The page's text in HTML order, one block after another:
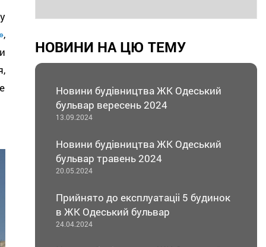
,
НОВИНИ НА ЦЮ ТЕМУ
Новини будівництва ЖК Одеський
бульвар вересень 2024
13.09.2024
Новини будівництва ЖК Одеський
бульвар травень 2024
20.05.2024
Прийнято до експлуатаціі 5 будинок
в ЖК Одеський бульвар
24.04.2024